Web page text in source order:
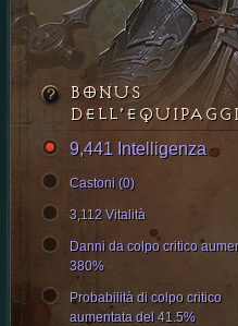
BONUS
9,441 Intelligenza
Castoni (0)
3,112 Vitalità
Danni da colpo critico
380%
Probabilità di colpo critico
aumentata del 41.5%